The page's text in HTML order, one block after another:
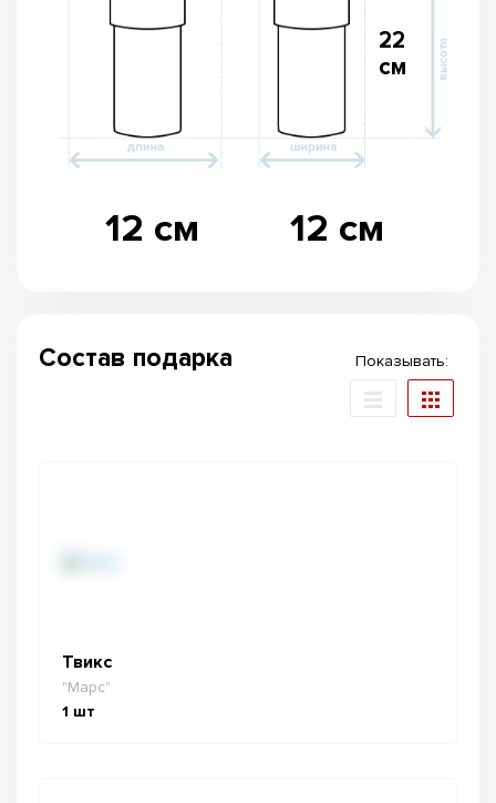
12 см 12 см
22
см
Состав подарка Показывать:
Твикс
"Марс"
1 шт